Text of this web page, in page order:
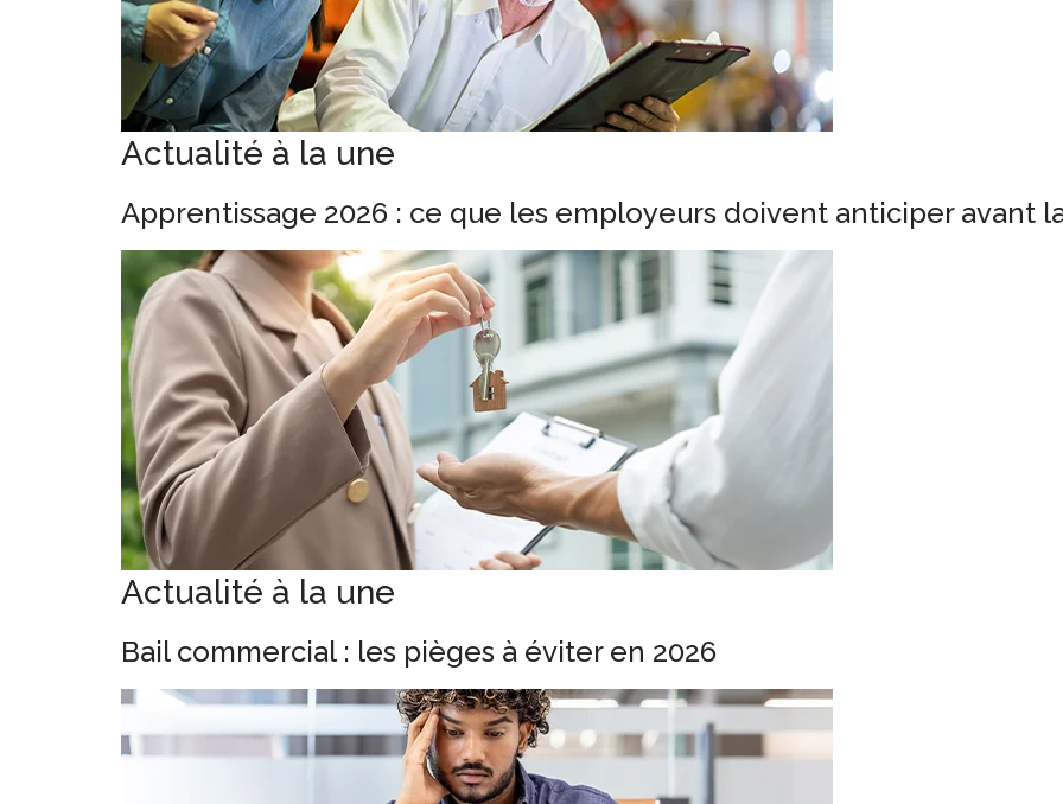
Actualité à la une
Apprentissage 2026 : ce que les employeurs doivent anticiper avant
Actualité à la une
Bail commercial : les pièges à éviter en 2026